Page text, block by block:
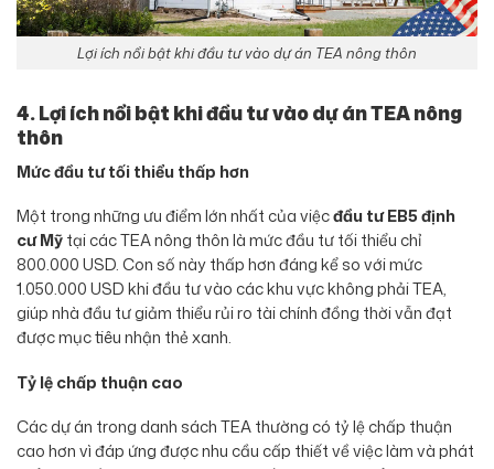
Lợi ích nổi bật khi đầu tư vào dự án TEA nông thôn
4. Lợi ích nổi bật khi đầu tư vào dự án TEA nông
thôn
Mức đầu tư tối thiểu thấp hơn
Một trong những ưu điểm lớn nhất của việcđầu tư EB5 định
cư Mỹtại các TEA nông thôn là mức đầu tư tối thiểu chỉ
800.000 USD. Con số này thấp hơn đáng kể so với mức
1.050.000 USD khi đầu tư vào các khu vực không phải TEA,
giúp nhà đầu tư giảm thiểu rủi ro tài chính đồng thời vẫn đạt
được mục tiêu nhận thẻ xanh.
Tỷ lệ chấp thuận cao
Các dự án trong danh sách TEA thường có tỷ lệ chấp thuận
cao hơn vì đáp ứng được nhu cầu cấp thiết về việc làm và phát